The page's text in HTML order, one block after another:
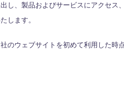
し、製品およびサービスにアクセ
します。
のウェブサイトを初めて利用した時